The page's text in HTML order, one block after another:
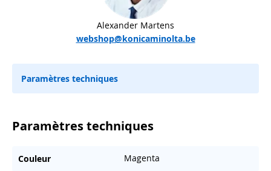
Alexander Martens
webshop@konicaminolta.be
Paramètres techniques
Paramètres techniques
Couleur Magenta